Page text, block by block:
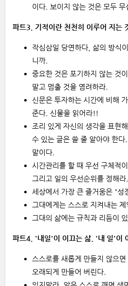
이다. 보이지 않는 것은 모두 무
파트3. 기적이란 천천히 이루어 지는
작심삼일 당연하다, 삶의 방식
니까.
중요한 것은 포기하지 않는 것
말고 멈출 것을 염려하라.
신문은 투자하는 시간에 비해
준다. 신물을 읽어라!!
조리 있게 자신의 생각을 표현
수 있는 글은 쓸 줄 알아야 한
말이다.
시간관리를 할 때 우선 구체적
그리고 일의 우선순위를 정해라.
세상에서 가장 큰 즐거움은 "성
그대에게는 스스로 지켜내는
그대의 삶에는 규칙과 리듬이
파트4. '내일'이 이끄는 삶. '내 일'이
스스로를 새롭게 만들지 않으
오래되게 만들어 버린다.